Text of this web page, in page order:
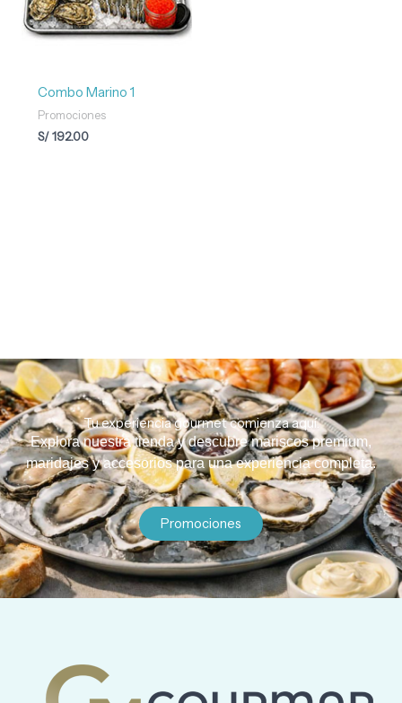
Combo Marino 1
Promociones
S/192.00
Tu experiencia gourmet comienza aquí.
Explora nuestra tienda y descubre mariscos premium,
maridajes y accesorios para una experiencia completa.
Promociones